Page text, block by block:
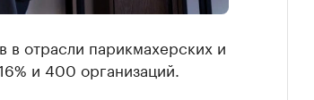
в отрасли парикмахерских и
и 400 организаций.